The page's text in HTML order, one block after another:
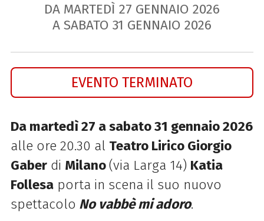
DA MARTEDÌ 27 GENNAIO 2026
A SABATO 31 GENNAIO 2026
EVENTO TERMINATO
Da martedì 27 a sabato 31 gennaio 2026
alle ore 20.30 al Teatro Lirico Giorgio
Gaberdi Milano(via Larga 14) Katia
Follesaporta in scena il suo nuovo
spettacolo No vabbè mi adoro.